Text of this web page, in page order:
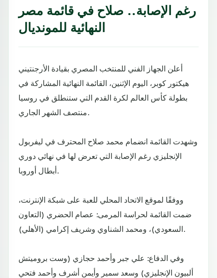
رغم الإصابة.. صلاح في قائمة مصر
النهائية للمونديال
أعلن الجهاز الفني للمنتخب المصري بقيادة الأرجنتيني
هيكتور كوبر، اليوم الإثنين، القائمة النهائية المشاركة في
بطولة كأس العالم لكرة القدم التي ستنطلق في روسيا
منتصف الشهر الجاري.
وشهدت القائمة انضمام محمد صلاح المحترف في ليفربول
الإنجليزي رغم الإصابة التي تعرض لها في نهائي دوري
أبطال أوروبا.
ووفقًا لموقع الاتحاد المحلي للعبة على شبكة الإنترنت،
ضمت القائمة لحراسة المرمى: عصام الحضري (التعاون
السعودي)، ومحمد الشناوي وشريف إكرامي (الأهلي).
وفي الدفاع: علي جبر وأحمد حجازي (وست بروميتش
ألبيون الإنجليزي) وسعد سمير وأيمن أشرف وأحمد فتحي